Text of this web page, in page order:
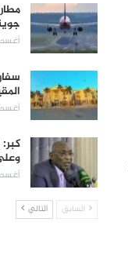
أغسطس
أغسطس
أغسطس
السابق التالي